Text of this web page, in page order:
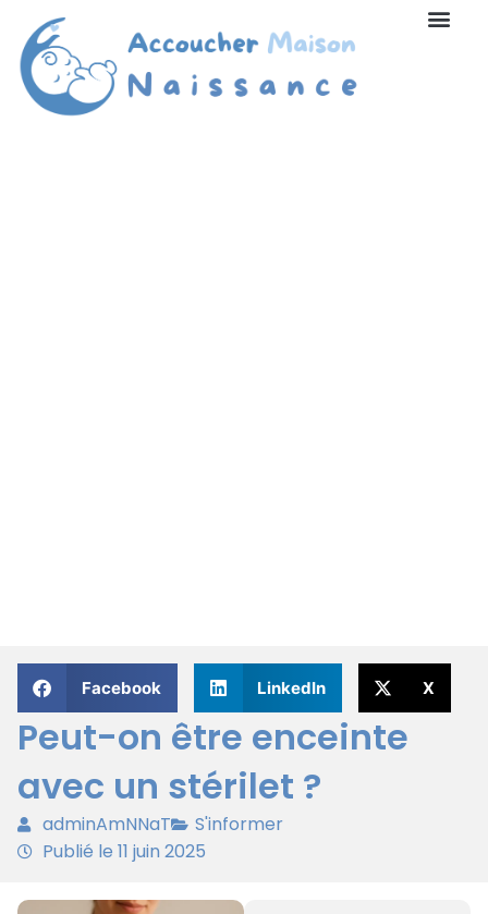
Facebook LinkedIn X
Peut-on être enceinte
avec un stérilet ?
adminAmNNaT
S'informer
Publié le 11 juin 2025